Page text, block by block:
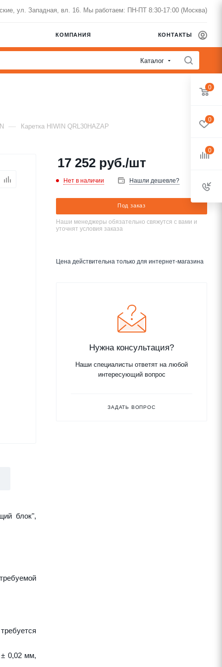
ул. Западная, вл. 16. Мы работаем: ПН-ПТ 8:30-17:00 (Москва)
КОМПАНИЯ КОНТАКТЫ
Каталог
— Каретка HIWIN QRL30HAZAP
блок",
± 0,02 мм,
17 252 руб./шт
Нет в наличии Нашли дешевле?
Под заказ
Наши менеджеры обязательно свяжутся с вами и
уточнят условия заказа
Цена действительна только для интернет-магазина
Нужна консультация?
Наши специалисты ответят на любой
интересующий вопрос
ЗАДАТЬ ВОПРОС
0
0
0